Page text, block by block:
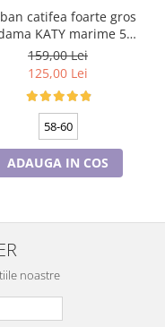
catifea foarte gros
KATY marime 58-
60, captuseala polar,
culoare wine
159,00 Lei
125,00 Lei
58-60
ADAUGA IN COS
noastre